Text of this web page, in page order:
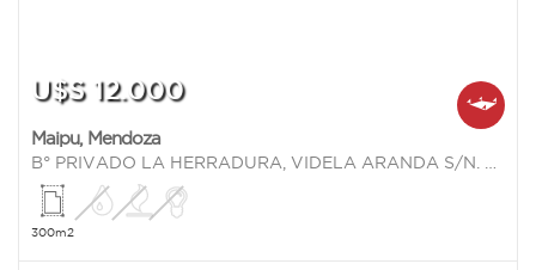
U$S 12.000
Maipu, Mendoza
300m2